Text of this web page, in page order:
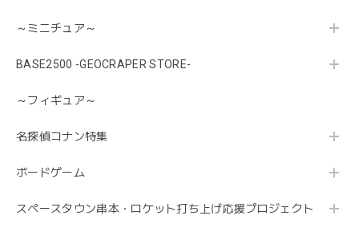
～ミニチュア～
BASE2500 -GEOCRAPER STORE-
～フィギュア～
名探偵コナン特集
ボードゲーム
スペースタウン串本・ロケット打ち上げ応援プロジェクト